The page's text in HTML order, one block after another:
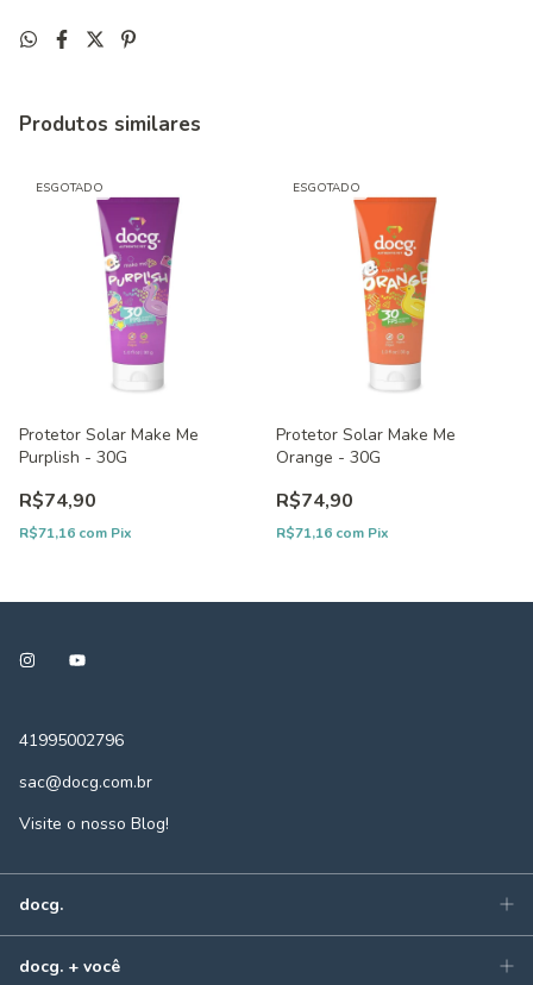
Produtos similares
ESGOTADO
Protetor Solar Make Me
Purplish - 30G
R$74,90
R$71,16 com Pix
ESGOTADO
Protetor Solar Make Me
Orange - 30G
R$74,90
R$71,16 com Pix
41995002796
sac@docg.com.br
Visite o nosso Blog!
docg.
docg. + você